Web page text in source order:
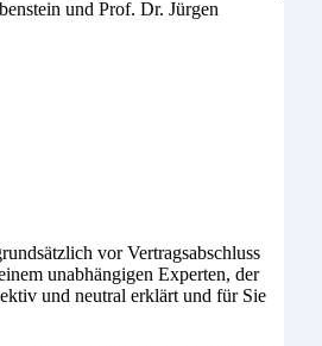
und Prof. Dr. Jürgen
vor Vertragsabschluss
unabhängigen Experten, der
und neutral erklärt und für Sie